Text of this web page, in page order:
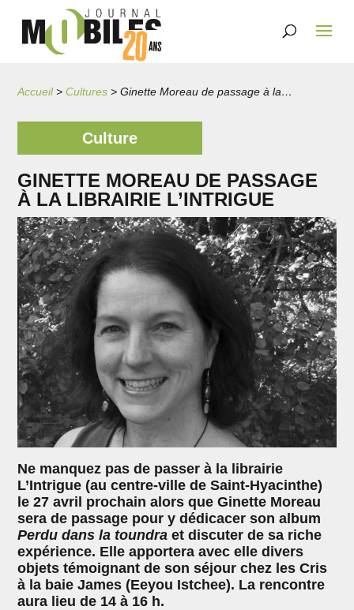
Accueil>Cultures > Ginette Moreau de passage à la librairie L’Intrigue
Culture
GINETTE MOREAU DE PASSAGE
À LA LIBRAIRIE L’INTRIGUE
Ne manquez pas de passer à la librairie
L’Intrigue (au centre-ville de Saint-Hyacinthe)
le 27 avril prochain alors que Ginette Moreau
sera de passage pour y dédicacer son album
Perdu dans la toundra et discuter de sa riche
expérience. Elle apportera avec elle divers
objets témoignant de son séjour chez les Cris
à la baie James (Eeyou Istchee). La rencontre
aura lieu de 14 à 16 h.